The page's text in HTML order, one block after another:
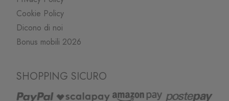
Cookie Policy
Dicono di noi
Bonus mobili 2026
SHOPPING SICURO